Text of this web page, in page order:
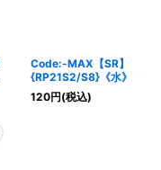
Code:-MAX【SR】
{RP21S2/S8}《水》
120円(税込)